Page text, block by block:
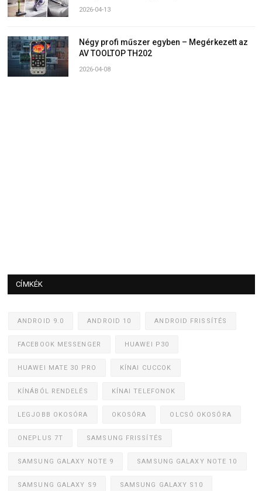
2026-04-13
Négy profi műszer egyben – Megérkezett az
AV TOOLTOP TH202
2026-04-08
CÍMKÉK
ANDROID 9.0 ANDROID 10 ANDROID FRISSÍTÉS
FACEBOOK MESSENGER HUAWEI P30
HUAWEI MATE 30 PRO KÍNAI CUCCOK
KÍNÁBÓL RENDELÉS KÍNAI TELEFONOK
LEGJOBB OKOSÓRA OKOSÓRA OLCSÓ OKOSÓRA
ONEPLUS 7T SAMSUNG FRISSÍTÉS
SAMSUNG GALAXY NOTE 9 SAMSUNG GALAXY NOTE 10
SAMSUNG GALAXY S9 SAMSUNG GALAXY S10